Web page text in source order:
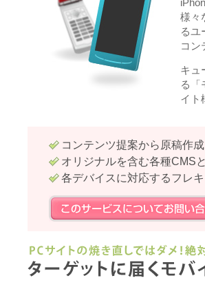
様々
るユ
コン
キュ
る「
イト
コンテンツ提案から原稿作
オリジナルを含む各種CMS
各デバイスに対応するフレ